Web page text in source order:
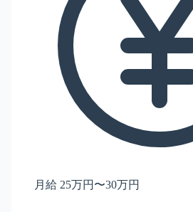
月給 25万円〜30万円